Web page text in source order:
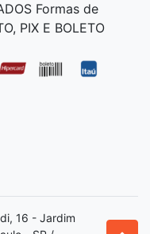
Formas de
PIX E BOLETO
16 - Jardim